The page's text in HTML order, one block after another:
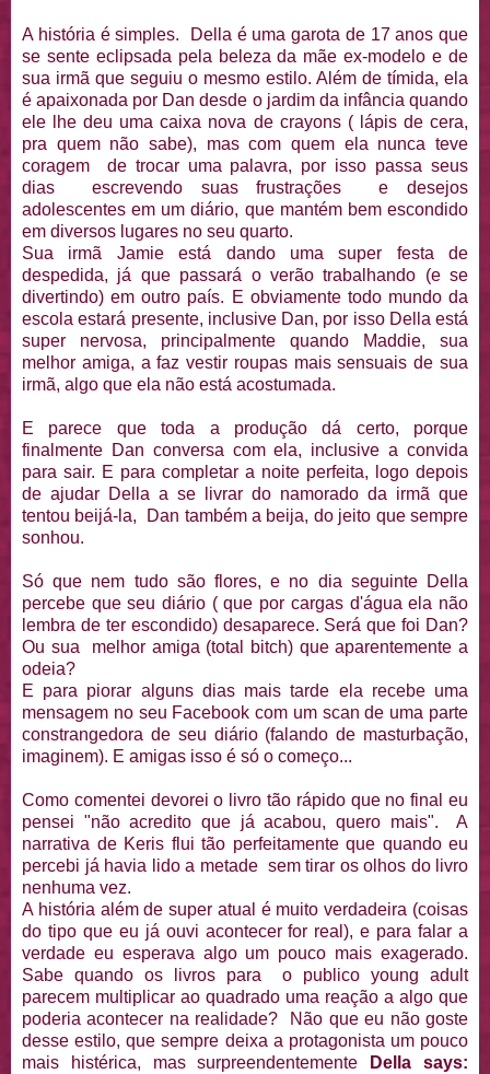
A história é simples. Della é uma garota de 17 anos que
se sente eclipsada pela beleza da mãe ex-modelo e de
sua irmã que seguiu o mesmo estilo. Além de tímida, ela
é apaixonada por Dan desde o jardim da infância quando
ele lhe deu uma caixa nova de crayons ( lápis de cera,
pra quem não sabe), mas com quem ela nunca teve
coragem de trocar uma palavra, por isso passa seus
dias escrevendo suas frustrações e desejos
adolescentes em um diário, que mantém bem escondido
em diversos lugares no seu quarto.
Sua irmã Jamie está dando uma super festa de
despedida, já que passará o verão trabalhando (e se
divertindo) em outro país. E obviamente todo mundo da
escola estará presente, inclusive Dan, por isso Della está
super nervosa, principalmente quando Maddie, sua
melhor amiga, a faz vestir roupas mais sensuais de sua
irmã, algo que ela não está acostumada.
E parece que toda a produção dá certo, porque
finalmente Dan conversa com ela, inclusive a convida
para sair. E para completar a noite perfeita, logo depois
de ajudar Della a se livrar do namorado da irmã que
tentou beijá-la, Dan também a beija, do jeito que sempre
sonhou.
Só que nem tudo são flores, e no dia seguinte Della
percebe que seu diário ( que por cargas d'água ela não
lembra de ter escondido) desaparece. Será que foi Dan?
Ou sua melhor amiga (total bitch) que aparentemente a
odeia?
E para piorar alguns dias mais tarde ela recebe uma
mensagem no seu Facebook com um scan de uma parte
constrangedora de seu diário (falando de masturbação,
imaginem). E amigas isso é só o começo...
Como comentei devorei o livro tão rápido que no final eu
pensei "não acredito que já acabou, quero mais". A
narrativa de Keris flui tão perfeitamente que quando eu
percebi já havia lido a metade sem tirar os olhos do livro
nenhuma vez.
A história além de super atual é muito verdadeira (coisas
do tipo que eu já ouvi acontecer for real), e para falar a
verdade eu esperava algo um pouco mais exagerado.
Sabe quando os livros para o publico young adult
parecem multiplicar ao quadrado uma reação a algo que
poderia acontecer na realidade? Não que eu não goste
desse estilo, que sempre deixa a protagonista um pouco
mais histérica, mas surpreendentemente
Della says: